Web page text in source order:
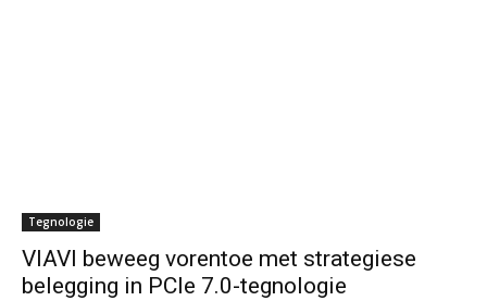
Tegnologie
VIAVI beweeg vorentoe met strategiese
belegging in PCIe 7.0-tegnologie